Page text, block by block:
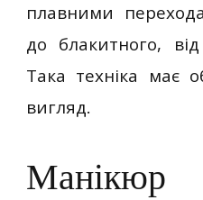
плавними
до блакитного,
Така техніка має
вигляд.